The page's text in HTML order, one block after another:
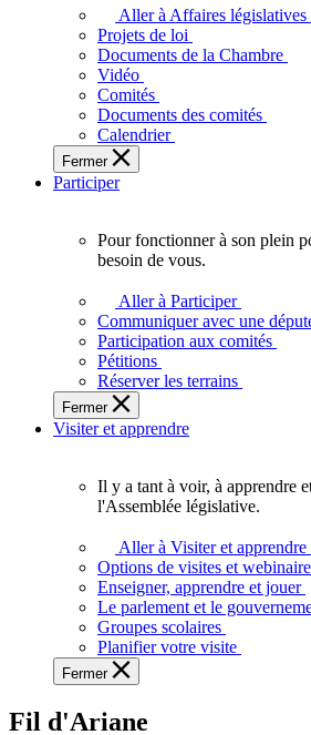
adopte
touchent
des
Ontariennes
et
Aller à Affaires législatives
Projets de loi
Documents de la Chambre
Vidéo
Comités
Documents des comités
Calendrier
Fermer
Participer
plein
potentiel,
l'Assemblée
a
besoin
de
Pour fonctionner à son plein
besoin de vous.
Aller à Participer
Communiquer avec une
Participation aux comités
Pétitions
Réserver les terrains
Fermer
Visiter et apprendre
voir,
apprendre
et
à
à
Il y a tant à voir, à apprendre
l'Assemblée législative.
Aller à Visiter et apprendre
Options de visites et
Enseigner, apprendre et jouer
Le parlement et le
Groupes scolaires
Planifier votre visite
Fermer
Fil d'Ariane